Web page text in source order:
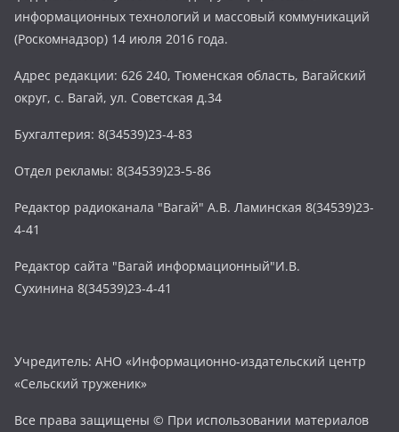
информационных технологий и массовый коммуникаций
(Роскомнадзор) 14 июля 2016 года.
Адрес редакции: 626 240, Тюменская область, Вагайский
округ, с. Вагай, ул. Советская д.34
Бухгалтерия: 8(34539)23-4-83
Отдел рекламы: 8(34539)23-5-86
Редактор радиоканала "Вагай" А.В. Ламинская 8(34539)23-
4-41
Редактор сайта "Вагай информационный"И.В.
Сухинина 8(34539)23-4-41
Учредитель: АНО «Информационно-издательский центр
«Сельский труженик»
Все права защищены © При использовании материалов